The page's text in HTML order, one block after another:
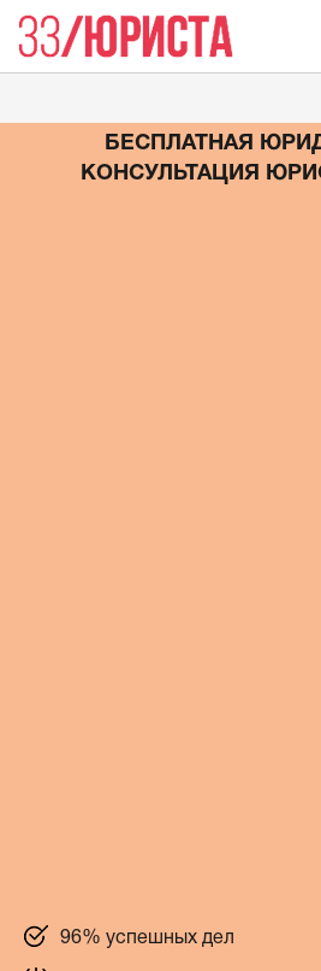
БЕСПЛАТНАЯ
КОНСУЛЬТАЦИЯ
96% успешных дел